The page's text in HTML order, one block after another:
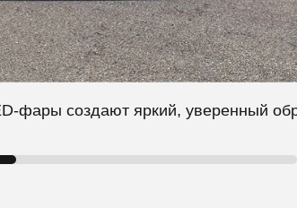
фары создают яркий, уверенный